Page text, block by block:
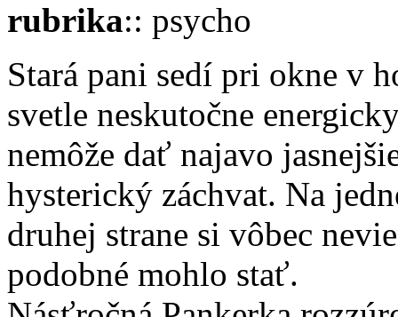
rubrika:: psycho
Stará pani sedí pri okne v
svetle neskutočne
nemôže dať najavo
hysterický záchvat. Na
druhej strane si vôbec
podobné mohlo stať.